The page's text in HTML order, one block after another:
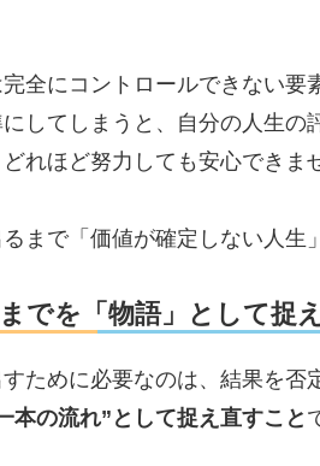
全にコントロールできない
してしまうと、自分の人生の
れほど努力しても安心できま
まで「価値が確定しない人生
でを「物語」として捉
ために必要なのは、結果を否
本の流れ”として捉え直すこと